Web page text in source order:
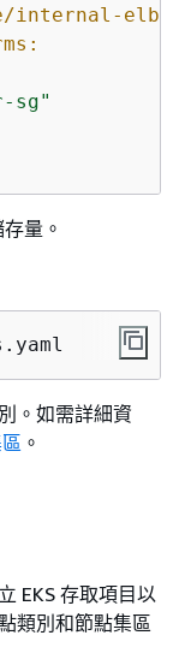
internal-elb:
sg"
量。
。如需詳細資
。
EKS 存取項目以
類別和節點集區